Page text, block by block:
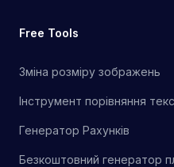
Free Tools
Зміна розміру зображень
Інструмент порівняння
Генератор Рахунків
Безкоштовний генератор